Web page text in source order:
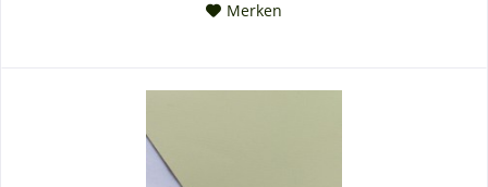
Merken